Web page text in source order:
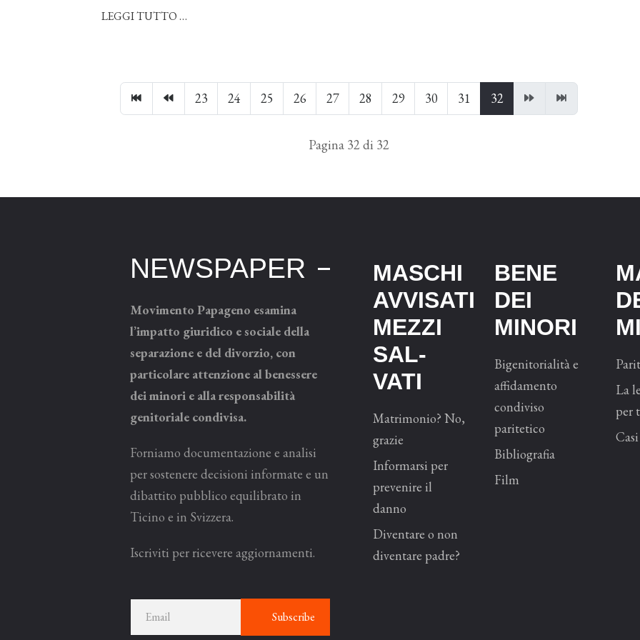
LEGGI TUTTO …
23 24 25 26 27 28 29 30 31 32
Pagina 32 di 32
NEWSPAPER
Movimento Papageno esamina
l’impatto giuridico e sociale della
separazione e del divorzio, con
particolare attenzione al benessere
dei minori e alla responsabilità
genitoriale condivisa.
Forniamo documentazione e analisi
per sostenere decisioni informate e un
dibattito pubblico equilibrato in
Ticino e in Svizzera.
Iscriviti per ricevere aggiornamenti.
Subscribe
MASCHI
AVVISATI
MEZZI
SAL­
VATI
Matrimonio? No,
grazie
Informarsi per
prevenire il
danno
Diventare o non
diventare padre?
BENE
DEI
MINORI
Bigenitorialità e
affidamento
condiviso
paritetico
Bibliografia
Film
La
per